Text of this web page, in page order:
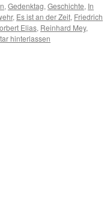
,Gedenktag,Geschichte, In
, Es ist an der Zeit, Friedrich
Elias, Reinhard Mey,
hinterlassen